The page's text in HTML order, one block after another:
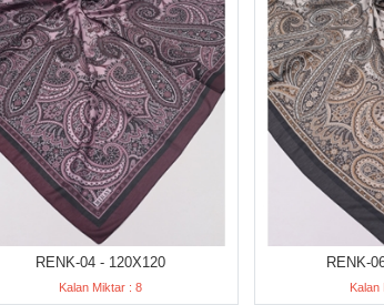
RENK-04 - 120X120
Kalan Miktar : 8
RENK-
Kalan